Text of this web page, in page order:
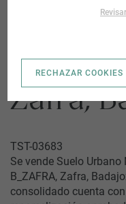
UA6-
Zafra,
TST-03683
Se vende Suelo
B_ZAFRA, Zafra,
consolidado cuenta
RECHAZAR COOKIES